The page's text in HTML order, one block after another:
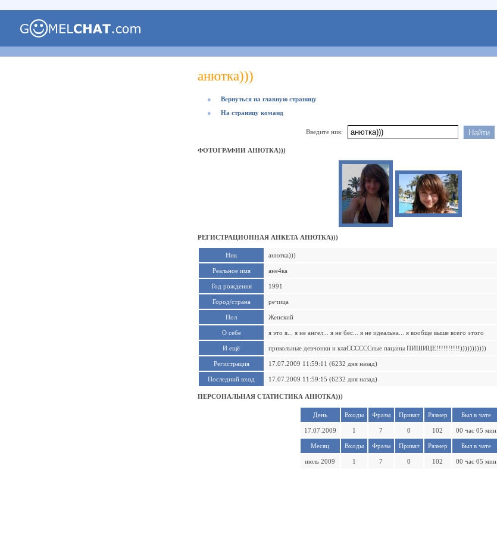
анютка)))
●
Вернуться на главную страницу
●
На страницу команд
Введите ник:
ФОТОГРАФИИ АНЮТКА)))
РЕГИСТРАЦИОННАЯ АНКЕТА АНЮТКА)))
Ник анютка)))
Реальное имя ане4ка
Год рождения 1991
Город/страна речица
Пол Женский
О себе я это я... я не ангел... я не бес... я не идеальна... я вообще выше всего этого
И ещё прикольные девчонки и клаССССССные пацаны ПИШИЦЕ!!!!!!!!!!)))))))))))
Регистрация 17.07.2009 11:59:11 (6232 дня назад)
Последний вход 17.07.2009 11:59:15 (6232 дня назад)
ПЕРСОНАЛЬНАЯ СТАТИСТИКА АНЮТКА)))
День Входы Фразы Приват Размер Был в чате
17.07.2009 1 7 0 102 00 час 05 мин
Месяц Входы Фразы Приват Размер Был в чате
июль 2009 1 7 0 102 00 час 05 мин